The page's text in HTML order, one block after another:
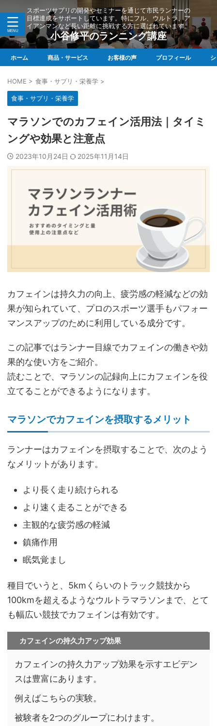
スポーツサプリの開発やセミナーを通じて市民ランナーの
目標達成をサポートしています。特にフル、ウルトラ、ア
イアンマンなど長い距離に挑戦する方に選ばれています。
小谷修平のランニング講座
ホーム 商品・サービス お客様の声 プロフィール
HOME > 食事・サプリ・栄養学 >
食事・サプリ・栄養学
マラソンでのカフェイン活用法｜タイミ
ングや効果と注意点
2023年10月24日 2025年11月14日
カフェインは持久力の向上、疲労感の軽減などの効
果が知られていて、プロのスポーツ選手もパフォー
マンスアップのために利用している成分です。
この記事ではランナー目線でカフェインの働きや効
果的な使い方をご紹介。
読むことで、マラソンの記録向上にカフェインを役
立てることができるようになります。
マラソンでカフェインを摂取するメリット
ランナーはカフェインを摂取することで、次のよう
なメリットがあります。
より長く走り続けられる
より速く走ることができる
主観的な疲労感の軽減
鎮痛作用
眠気覚まし
種目でいうと、 5kmくらいのトラック競技から
100kmを超えるようなウルトラマラソンまで、とて
も幅広い競技でカフェインは有効です。
カフェインの持久力アップ効果
カフェインの持久力アップ効果を示すエビデン
スは豊富にあります。
例えばこちらの実験。
被験者を2つのグループにわけます。